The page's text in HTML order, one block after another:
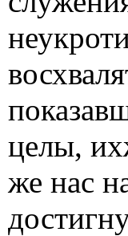
целы,
же нас